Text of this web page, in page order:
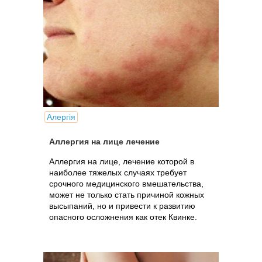
Алергія
Аллергия на лице лечение
Аллергия на лице, лечение которой в
наиболее тяжелых случаях требует
срочного медицинского вмешательства,
может не только стать причиной кожных
высыпаний, но и привести к развитию
опасного осложнения как отек Квинке.